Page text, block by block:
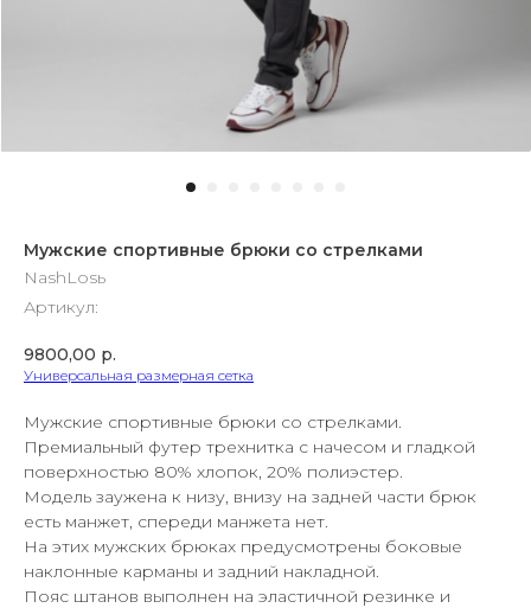
Мужские спортивные брюки со стрелками
NashLosь
Артикул:
9800,00 р.
Универсальная размерная сетка
Мужские спортивные брюки со стрелками.
Премиальный футер трехнитка с начесом и гладкой
поверхностью 80% хлопок, 20% полиэстер.
Модель заужена к низу, внизу на задней части брюк
есть манжет, спереди манжета нет.
На этих мужских брюках предусмотрены боковые
наклонные карманы и задний накладной.
Пояс штанов выполнен на эластичной резинке и